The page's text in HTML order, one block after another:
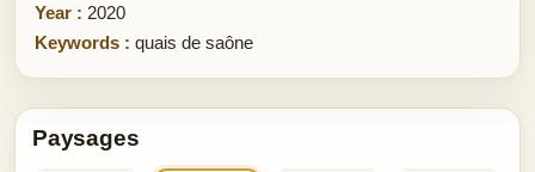
Year : 2020
Keywords : quais de saône
Paysages